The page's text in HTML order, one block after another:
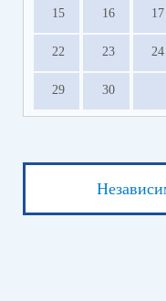
15 16 17
22 23 24
29 30